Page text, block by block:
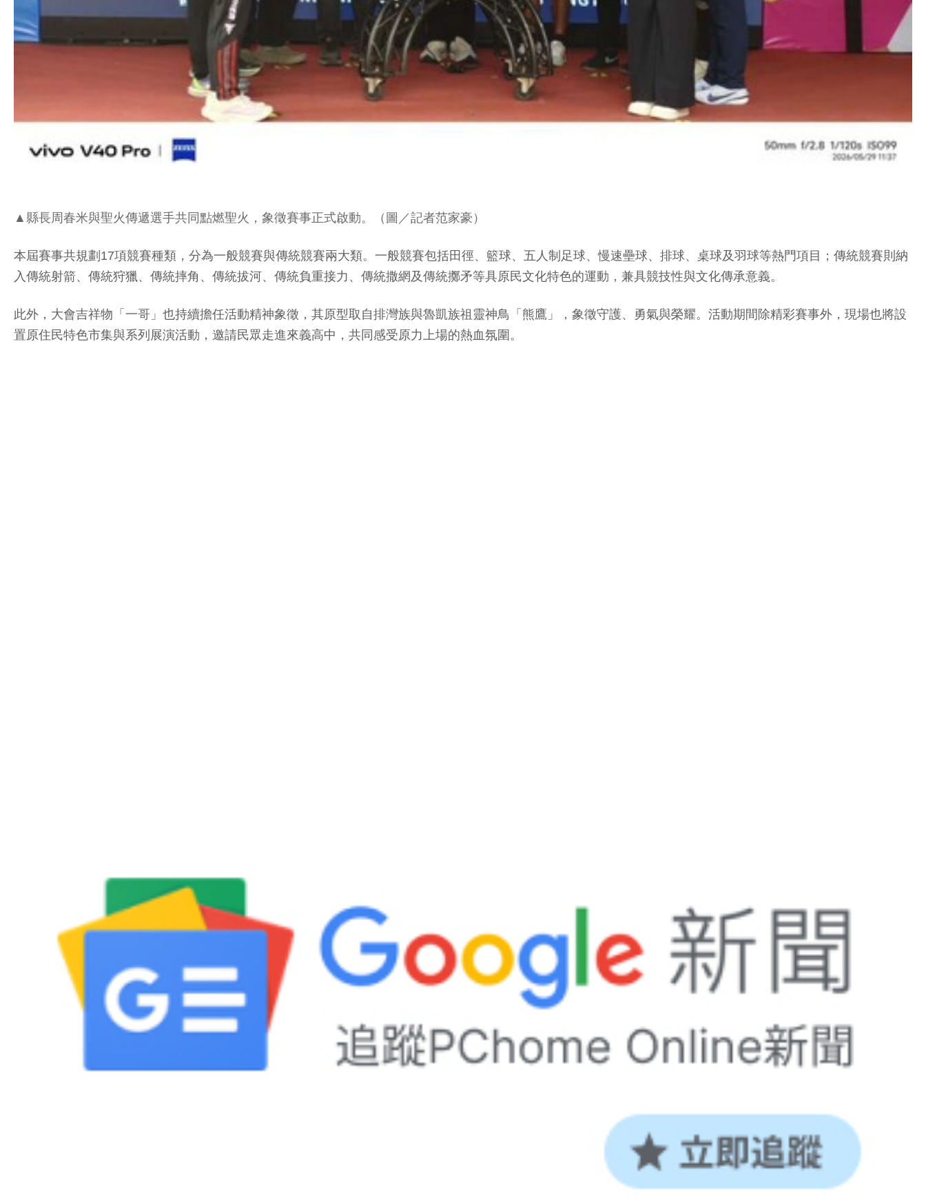
▲縣長周春米與聖火傳遞選手共同點燃聖火，象徵賽事正式啟動。（圖／記者范家豪）
本屆賽事共規劃17項競賽種類，分為一般競賽與傳統競賽兩大類。一般競賽包括田徑、籃球、五人制足球、慢速壘球、排球、桌球及羽球等熱門項目；傳統競賽則納
入傳統射箭、傳統狩獵、傳統摔角、傳統拔河、傳統負重接力、傳統撒網及傳統擲矛等具原民文化特色的運動，兼具競技性與文化傳承意義。
此外，大會吉祥物「一哥」也持續擔任活動精神象徵，其原型取自排灣族與魯凱族祖靈神鳥「熊鷹」，象徵守護、勇氣與榮耀。活動期間除精彩賽事外，現場也將設
置原住民特色市集與系列展演活動，邀請民眾走進來義高中，共同感受原力上場的熱血氛圍。